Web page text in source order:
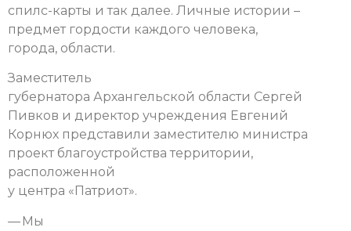
спилс-карты и так далее. Личные истории –
предмет гордости каждого человека,
города, области.
Заместитель
губернатора Архангельской области Сергей
Пивков и директор учреждения Евгений
Корнюх представили заместителю министра
проект благоустройства территории,
расположенной
у центра «Патриот».
— Мы